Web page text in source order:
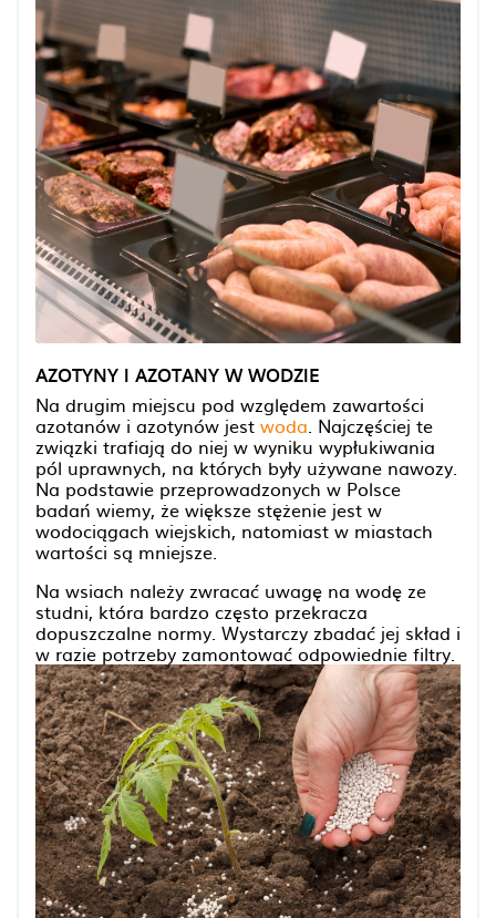
AZOTYNY I AZOTANY W WODZIE
Na drugim miejscu pod względem zawartości
azotanów i azotynów jest woda. Najczęściej te
związki trafiają do niej w wyniku wypłukiwania
pól uprawnych, na których były używane nawozy.
Na podstawie przeprowadzonych w Polsce
badań wiemy, że większe stężenie jest w
wodociągach wiejskich, natomiast w miastach
wartości są mniejsze.
Na wsiach należy zwracać uwagę na wodę ze
studni, która bardzo często przekracza
dopuszczalne normy. Wystarczy zbadać jej skład i
w razie potrzeby zamontować odpowiednie filtry.